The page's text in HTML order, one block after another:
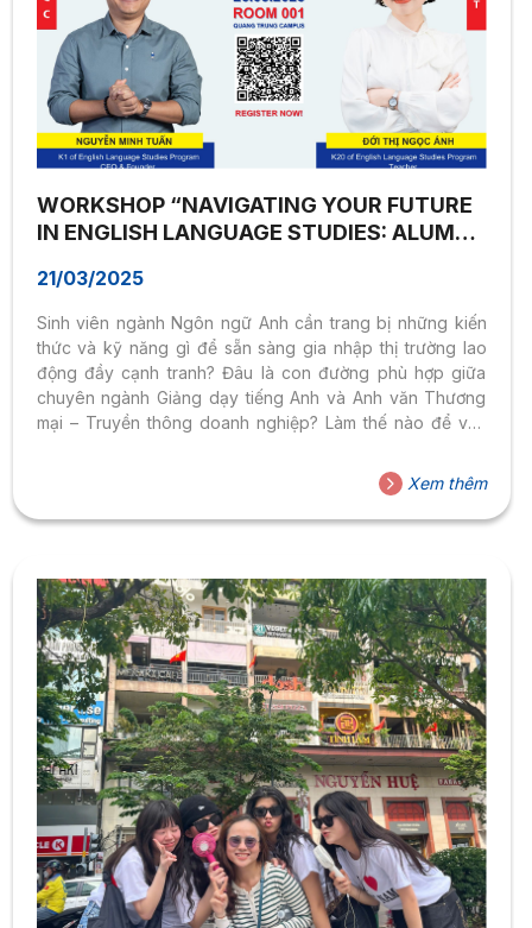
WORKSHOP “NAVIGATING YOUR FUTURE
IN ENGLISH LANGUAGE STUDIES: ALUMNI
CAREERS”
21/03/2025
Sinh viên ngành Ngôn ngữ Anh cần trang bị những kiến
thức và kỹ năng gì để sẵn sàng gia nhập thị trường lao
động đầy cạnh tranh? Đâu là con đường phù hợp giữa
chuyên ngành Giảng dạy tiếng Anh và Anh văn Thương
mại – Truyền thông doanh nghiệp? Làm thế nào để vận
nghiệp bền vững? Để giải đáp những băn khoăn này,
workshop “Navigating Your Future in English Language
Studies: Alumni Insights on Concentration and Careers”
Xem thêm